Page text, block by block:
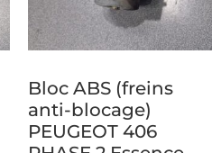
Bloc ABS (freins
anti-blocage)
PEUGEOT 406